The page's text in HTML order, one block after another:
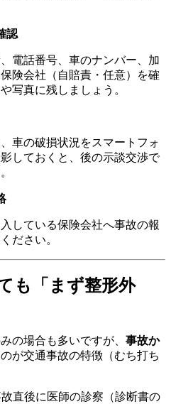
認
電話番号、車のナンバー、加
険会社（自賠責・任意）を確
写真に残しましょう。
車の破損状況をスマートフォ
しておくと、後の示談交渉で
している保険会社へ事故の報
ださい。
も「まず整形外
の場合も多いですが、 事故か
のが交通事故の特徴（むち打ち
直後に医師の診察（診断書の